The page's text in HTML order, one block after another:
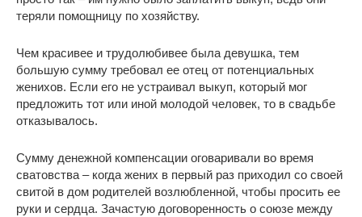
теряли помощницу по хозяйству.
Чем красивее и трудолюбивее была девушка, тем
большую сумму требовал ее отец от потенциальных
женихов. Если его не устраивал выкуп, который мог
предложить тот или иной молодой человек, то в свадьбе
отказывалось.
Сумму денежной компенсации оговаривали во время
сватовства – когда жених в первый раз приходил со своей
свитой в дом родителей возлюбленной, чтобы просить ее
руки и сердца. Зачастую договоренность о союзе между